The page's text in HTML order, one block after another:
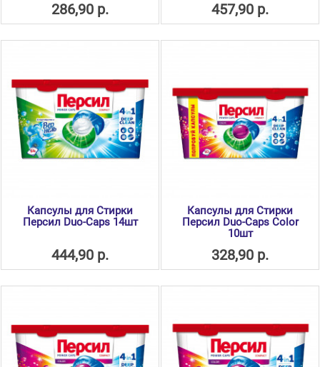
286,90 р. 457,90 р.
Капсулы для Стирки
Персил Duo-Caps 14шт
444,90 р.
Капсулы для Стирки
Персил Duo-Caps Color
10шт
328,90 р.